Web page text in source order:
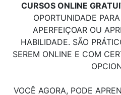
CURSOS ONLINE
OPORTUNIDADE
APERFEIÇOAR OU
HABILIDADE. SÃO
SEREM ONLINE E COM
VOCÊ AGORA, PODE